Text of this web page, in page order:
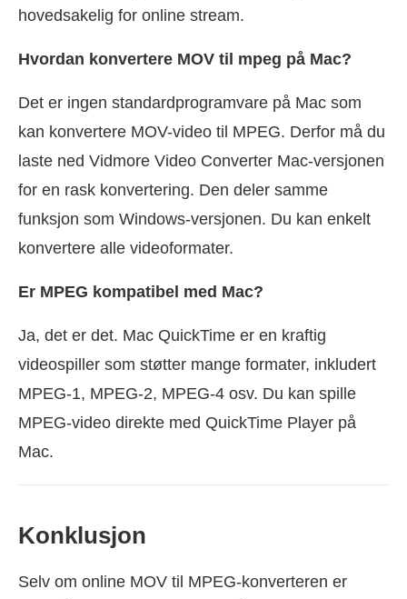
hovedsakelig for online stream.
Hvordan konvertere MOV til mpeg på Mac?
Det er ingen standardprogramvare på Mac som
kan konvertere MOV-video til MPEG. Derfor må du
laste ned Vidmore Video Converter Mac-versjonen
for en rask konvertering. Den deler samme
funksjon som Windows-versjonen. Du kan enkelt
konvertere alle videoformater.
Er MPEG kompatibel med Mac?
Ja, det er det. Mac QuickTime er en kraftig
videospiller som støtter mange formater, inkludert
MPEG-1, MPEG-2, MPEG-4 osv. Du kan spille
MPEG-video direkte med QuickTime Player på
Mac.
Konklusjon
Selv om online MOV til MPEG-konverteren er